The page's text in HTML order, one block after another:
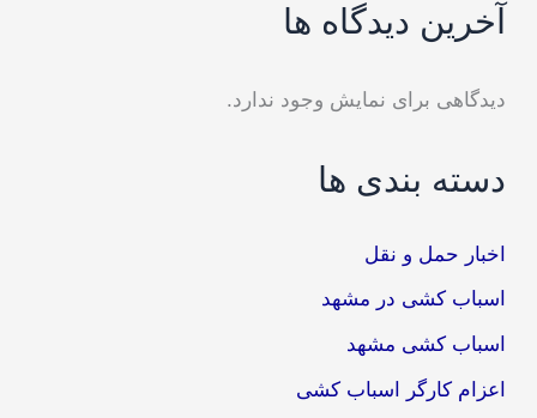
آخرین دیدگاه ها
دیدگاهی برای نمایش وجود ندارد.
دسته بندی ها
اخبار حمل و نقل
اسباب کشی در مشهد
اسباب کشی مشهد
اعزام کارگر اسباب کشی